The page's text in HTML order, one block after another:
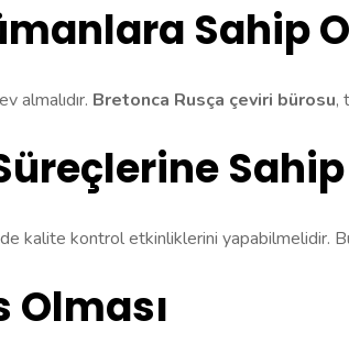
Sahip
almalıdır. Bretonca Rusça çeviri bürosu,
Sahip
kalite kontrol etkinliklerini yapabilmelidir.
Olması